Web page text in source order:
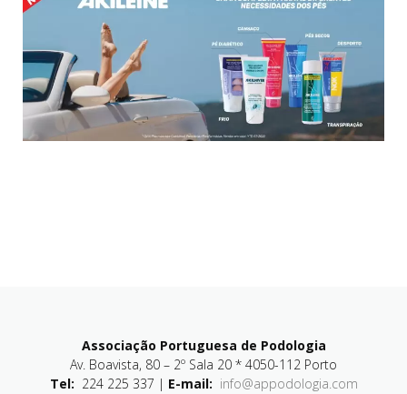
Associação Portuguesa de Podologia
Av. Boavista, 80 – 2º Sala 20 * 4050-112 Porto
Tel: 224 225 337 | E-mail: info@appodologia.com